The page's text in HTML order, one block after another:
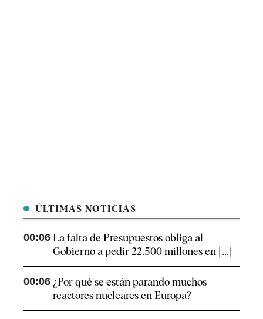
ÚLTIMAS NOTICIAS
00:06 La falta de Presupuestos obliga al
Gobierno a pedir 22.500 millones en [...]
00:06 ¿Por qué se están parando muchos
reactores nucleares en Europa?